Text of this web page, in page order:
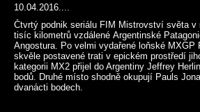
10.04.2016....
Čtvrtý podnik seriálu FIM Mistrovství světa
tisíc kilometrů vzdálené Argentinské
Angostura. Po velmi vydařené loňské
skvěle postavené trati v epickém prostředí
kategorii MX2 přijel do Argentiny Jeffrey
bodů. Druhé místo shodně okupují Pauls
dvanácti bodech.